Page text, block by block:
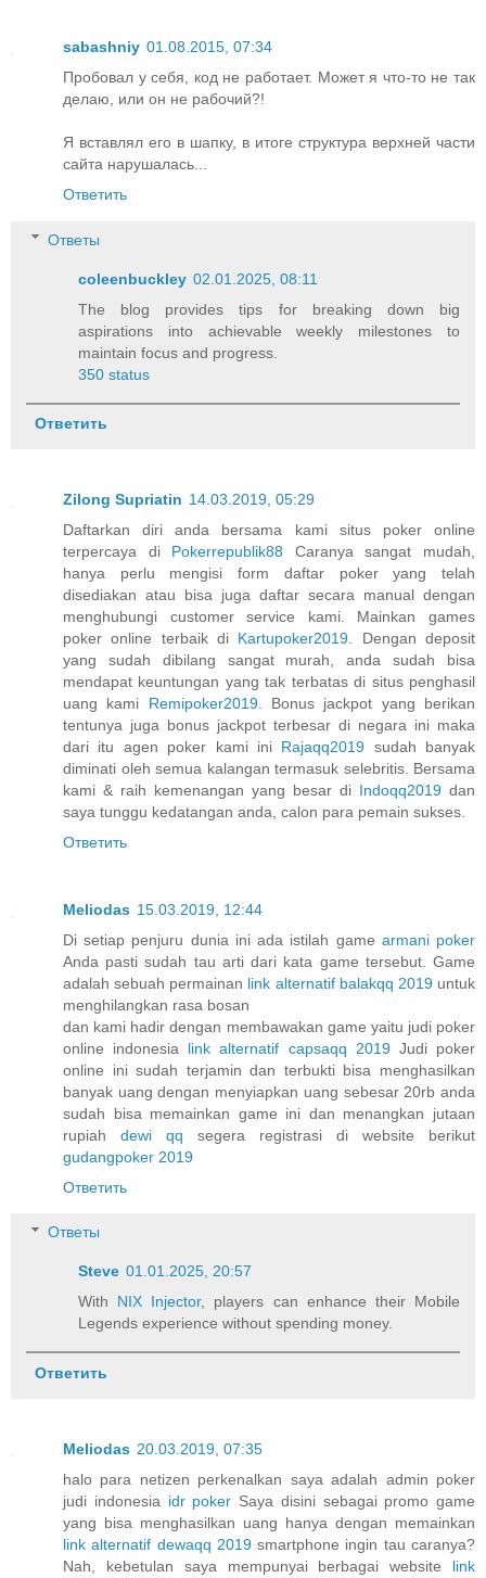
sabashniy 01.08.2015, 07:34
Пробовал у себя, код не работает. Может я что-то не так
делаю, или он не рабочий?!
Я вставлял его в шапку, в итоге структура верхней части
сайта нарушалась...
Ответить
Ответы
coleenbuckley 02.01.2025, 08:11
The blog provides tips for breaking down big
aspirations into achievable weekly milestones to
maintain focus and progress.
350 status
Ответить
Zilong Supriatin 14.03.2019, 05:29
Daftarkan diri anda bersama kami situs poker online
terpercaya di Pokerrepublik88 Caranya sangat mudah,
hanya perlu mengisi form daftar poker yang telah
disediakan atau bisa juga daftar secara manual dengan
menghubungi customer service kami. Mainkan games
poker online terbaik di Kartupoker2019 . Dengan deposit
yang sudah dibilang sangat murah, anda sudah bisa
mendapat keuntungan yang tak terbatas di situs penghasil
uang kami Remipoker2019. Bonus jackpot yang berikan
tentunya juga bonus jackpot terbesar di negara ini maka
dari itu agen poker kami ini Rajaqq2019 sudah banyak
diminati oleh semua kalangan termasuk selebritis. Bersama
kami & raih kemenangan yang besar di Indoqq2019 dan
saya tunggu kedatangan anda, calon para pemain sukses.
Ответить
Meliodas 15.03.2019, 12:44
Di setiap penjuru dunia ini ada istilah game armani poker
Anda pasti sudah tau arti dari kata game tersebut. Game
adalah sebuah permainan link alternatif balakqq 2019untuk
menghilangkan rasa bosan
dan kami hadir dengan membawakan game yaitu judi poker
online indonesia link alternatif capsaqq 2019Judi poker
online ini sudah terjamin dan terbukti bisa menghasilkan
banyak uang dengan menyiapkan uang sebesar 20rb anda
sudah bisa memainkan game ini dan menangkan jutaan
rupiah dewi qq segera registrasi di website berikut
gudangpoker 2019
Ответить
Ответы
Steve 01.01.2025, 20:57
With NIX Injector, players can enhance their Mobile
Legends experience without spending money.
Ответить
Meliodas 20.03.2019, 07:35
halo para netizen perkenalkan saya adalah admin poker
judi indonesia idr poker Saya disini sebagai promo game
yang bisa menghasilkan uang hanya dengan memainkan
link alternatif dewaqq 2019smartphone ingin tau caranya?
Nah, kebetulan saya mempunyai berbagai website link